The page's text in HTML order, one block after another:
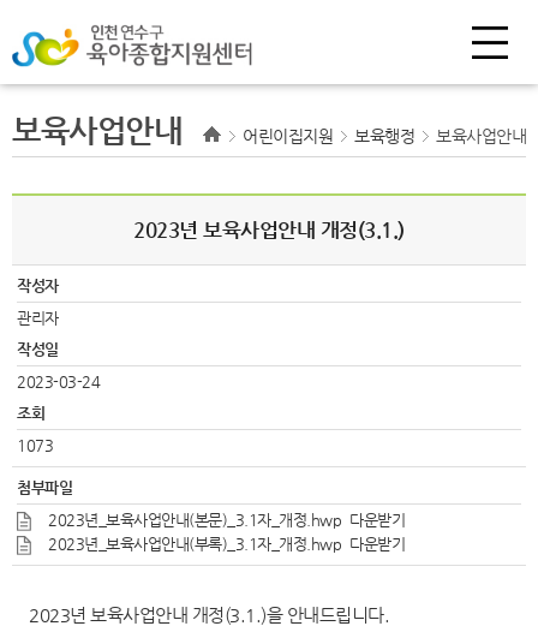
보육사업안내 어린이집지원 보육행정 보육사업안내
2023년 보육사업안내 개정(3.1.)
작성자
관리자
작성일
2023-03-24
조회
1073
첨부파일
2023년_보육사업안내(본문)_3.1자_개정.hwp 다운받기
2023년_보육사업안내(부록)_3.1자_개정.hwp 다운받기
2023년 보육사업안내 개정(3.1.)을 안내드립니다.